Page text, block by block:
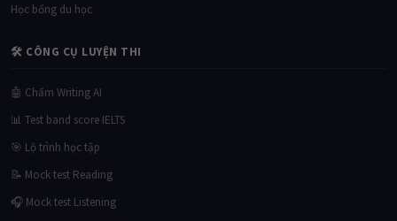
Học bổng du học
🛠 CÔNG CỤ LUYỆN THI
🤖 Chấm Writing AI
📊 Test band score IELTS
🎯 Lộ trình học tập
📝 Mock test Reading
🎧 Mock test Listening